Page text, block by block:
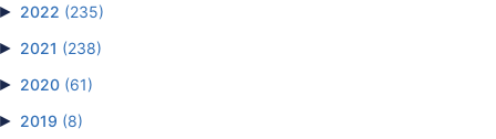
2022 (235)
2021 (238)
2020 (61)
2019 (8)